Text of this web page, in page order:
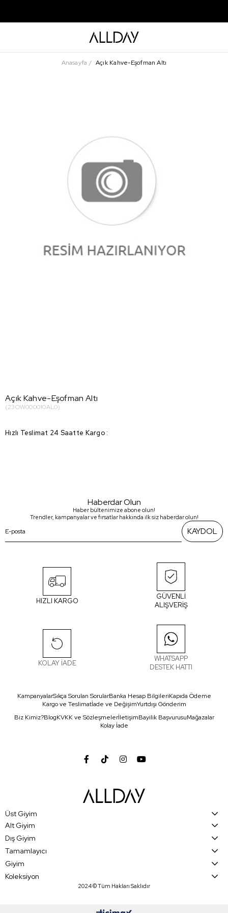
Anasayfa Açık Kahve-Eşofman Altı
Açık Kahve-Eşofman Altı
(23OW000010AL0)
Hızlı Teslimat 24 Saatte Kargo :
Haberdar Olun
Haber bültenimize abone olun!
Trendler, kampanyalar ve fırsatlar hakkında ilk siz haberdar olun!
KAYDOL
HIZLI KARGO
GÜVENLİ
ALIŞVERİŞ
KOLAY İADE
WHATSAPP
DESTEK HATTI
KampanyalarSıkça Sorulan SorularBanka Hesap BilgileriKapıda Ödeme
Kargo ve Teslimatİade ve DeğişimYurtdışı Gönderim
Biz Kimiz?BlogKVKK ve SözleşmelerİletişimBayilik BaşvurusuMağazalar
Kolay İade
Üst Giyim
Alt Giyim
Dış Giyim
Tamamlayıcı
Giyim
Koleksiyon
2024 © Tüm Hakları Saklıdır